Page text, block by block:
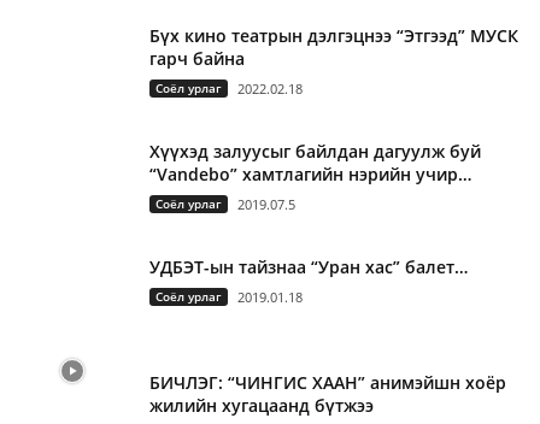
Бүх кино театрын дэлгэцнээ “Этгээд” МУСК
гарч байна
Соёл урлаг 2022.02.18
Хүүхэд залуусыг байлдан дагуулж буй
“Vandebo” хамтлагийн нэрийн учир…
Соёл урлаг 2019.07.5
УДБЭТ-ын тайзнаа “Уран хас” балет…
Соёл урлаг 2019.01.18
БИЧЛЭГ: “ЧИНГИС ХААН” анимэйшн хоёр
жилийн хугацаанд бүтжээ